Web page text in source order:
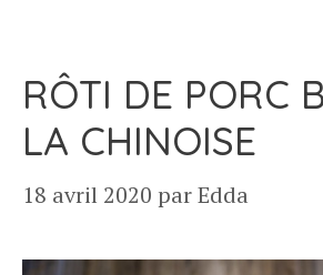
RÔTI DE PORC
LA CHINOISE
18 avril 2020 parEdda